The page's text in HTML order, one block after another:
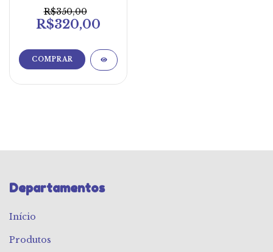
R$350,00
R$320,00
Departamentos
Início
Produtos